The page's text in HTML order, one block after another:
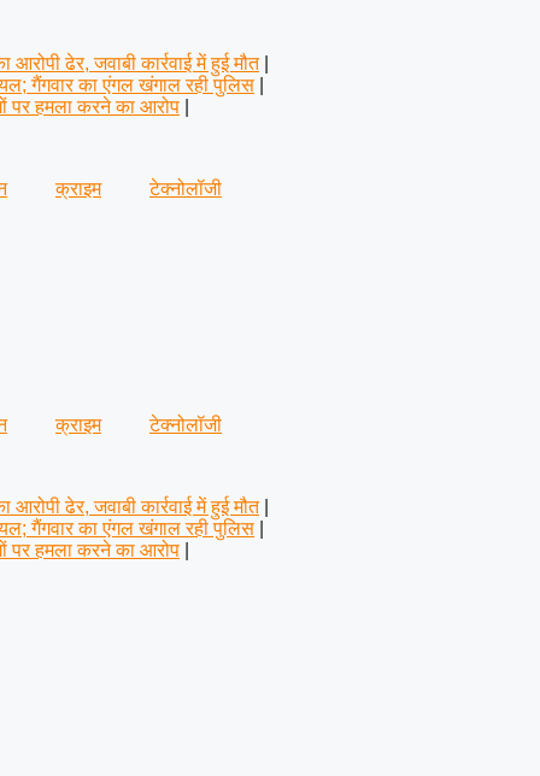
ढेर, जवाबी कार्रवाई में हुई मौत
गैंगवार का एंगल खंगाल रही पुलिस
पर हमला करने का आरोप
क्राइम टेक्नोलॉजी
क्राइम
टेक्नोलॉजी
ढेर, जवाबी कार्रवाई में हुई मौत
गैंगवार का एंगल खंगाल रही पुलिस
पर हमला करने का आरोप